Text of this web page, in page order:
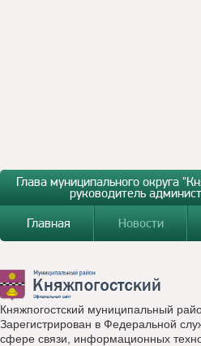
Глава муниципального округа
руководитель
Главная
Новости
Княжпогостский муниципальный
Зарегистрирован в Федеральной
сфере связи, информационных